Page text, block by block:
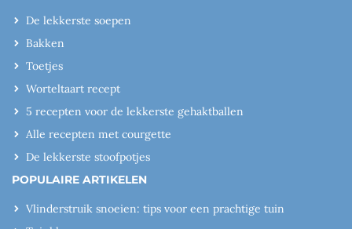
De lekkerste soepen
Bakken
Toetjes
Worteltaart recept
5 recepten voor de lekkerste gehaktballen
Alle recepten met courgette
De lekkerste stoofpotjes
POPULAIRE ARTIKELEN
Vlinderstruik snoeien: tips voor een prachtige tuin